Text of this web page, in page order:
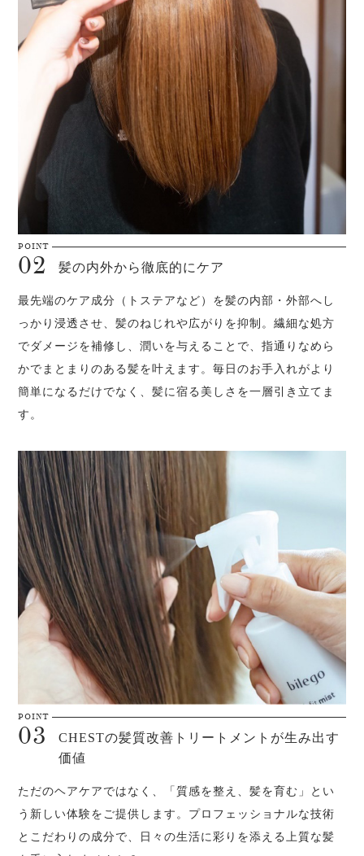
髪の内外から徹底的にケア
最先端のケア成分（トステアなど）を髪の内部・外部へし
っかり浸透させ、髪のねじれや広がりを抑制。繊細な処方
でダメージを補修し、潤いを与えることで、指通りなめら
かでまとまりのある髪を叶えます。毎日のお手入れがより
簡単になるだけでなく、髪に宿る美しさを一層引き立てま
す。
CHESTの髪質改善トリートメントが生み出す
価値
ただのヘアケアではなく、「質感を整え、髪を育む」とい
う新しい体験をご提供します。プロフェッショナルな技術
とこだわりの成分で、日々の生活に彩りを添える上質な髪